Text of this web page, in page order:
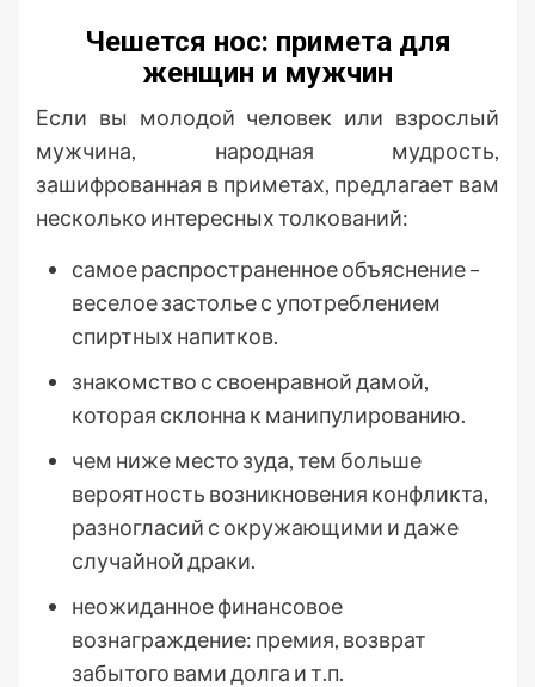
Чешется нос: примета для
женщин и мужчин
Если вы молодой человек или взрослый
мужчина, народная мудрость,
зашифрованная в приметах, предлагает вам
несколько интересных толкований:
самое распространенное объяснение –
веселое застолье с употреблением
спиртных напитков.
знакомство с своенравной дамой,
которая склонна к манипулированию.
чем ниже место зуда, тем больше
вероятность возникновения конфликта,
разногласий с окружающими и даже
случайной драки.
неожиданное финансовое
вознаграждение: премия, возврат
забытого вами долга и т.п.